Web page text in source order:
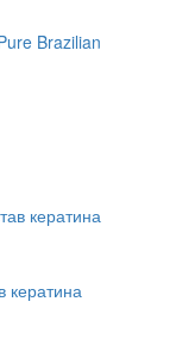
Brazilian